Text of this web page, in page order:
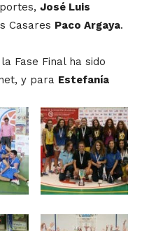
José Luis
Casares Paco Argaya.
Fase Final ha sido
y para Estefanía